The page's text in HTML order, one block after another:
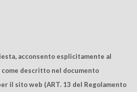
acconsento esplicitamente al
descritto nel documento
il sito web (ART. 13 del Regolamento